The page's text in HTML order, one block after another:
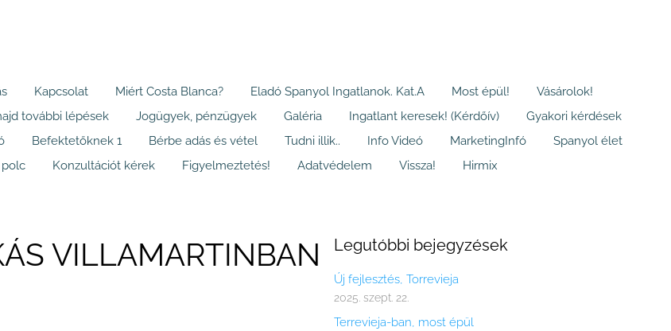
Kapcsolat Miért Costa Blanca? Eladó Spanyol Ingatlanok. Kat.A Most épül!
Vásárolok!
további lépések Jogügyek, pénzügyek Galéria Ingatlant keresek! (Kérdőív)
Gyakori kérdések
Befektetőknek 1 Bérbe adás és vétel Tudni illik.. Info Videó MarketingInfó
Spanyol élet
Konzultációt kérek Figyelmeztetés! Adatvédelem Vissza! Hirmix
Legutóbbi bejegyzések
Új fejlesztés, Torrevieja
2025. szept. 22.
Terrevieja-ban, most épül
VILLAMARTINBAN